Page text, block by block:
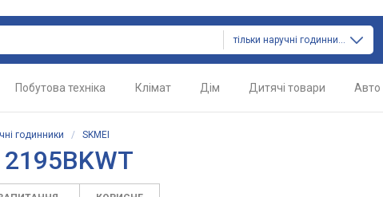
тільки наручні годинники
Побутова техніка Клімат Дім Дитячі товари Авто
годинники / SKMEI